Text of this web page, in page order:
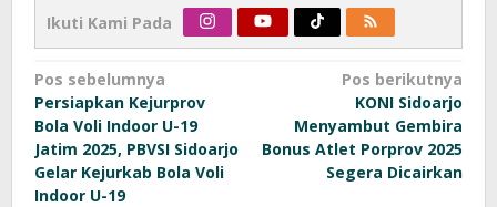
Ikuti Kami Pada
Navigasi
pos
Pos sebelumnya
Persiapkan Kejurprov
Bola Voli Indoor U-19
Jatim 2025, PBVSI Sidoarjo
Gelar Kejurkab Bola Voli
Indoor U-19
Pos berikutnya
KONI Sidoarjo
Menyambut Gembira
Bonus Atlet Porprov 2025
Segera Dicairkan